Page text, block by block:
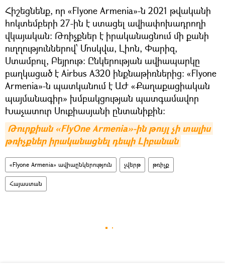
Հիշեցնենք, որ «Flyone Armenia»-ն 2021 թվականի
հոկտեմբերի 27-ին է ստացել ավիափոխադրողի
վկայական։ Թռիչքներ է իրականացնում մի քանի
ուղղություններով՝ Մոսկվա, Լիոն, Փարիզ,
Ստամբուլ, Բեյրութ։ Ընկերության ավիապարկը
բաղկացած է Airbus A320 ինքնաթիռներից։ «Flyone
Armenia»-ն պատկանում է ԱԺ «Քաղաքացիական
պայմանագիր» խմբակցության պատգամավոր
Խաչատուր Սուքիասյանի ընտանիքին։
Թուրքիան «FlyOne Armenia»-ին թույլ չի տալիս
թռիչքներ իրականացնել դեպի Լիբանան
«Flyone Armenia» ավիաընկերություն չվերթ թռիչք
Հայաստան